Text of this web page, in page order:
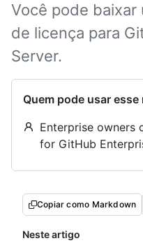
Você pode baixar
de licença para
Server.
Quem pode usar esse
Enterprise owners
for GitHub
Copiar como Markdown
Neste artigo